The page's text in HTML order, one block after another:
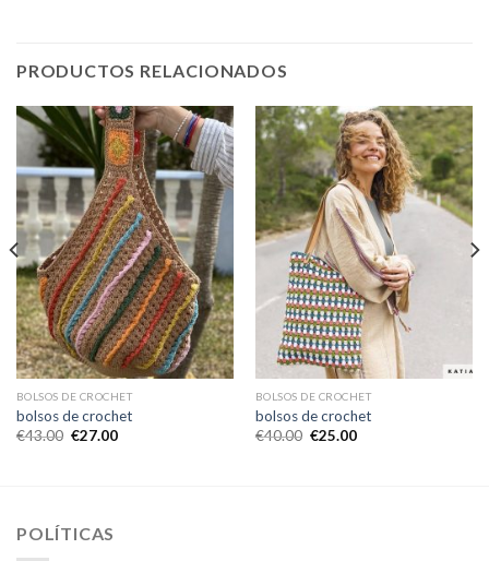
PRODUCTOS RELACIONADOS
BOLSOS DE CROCHET
bolsos de crochet
€43.00 €27.00
BOLSOS DE CROCHET
bolsos de crochet
€40.00 €25.00
POLÍTICAS